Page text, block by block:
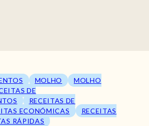
MOLHO
MOLHO
DE
RECEITAS DE
ECONÓMICAS
RECEITAS
RÁPIDAS